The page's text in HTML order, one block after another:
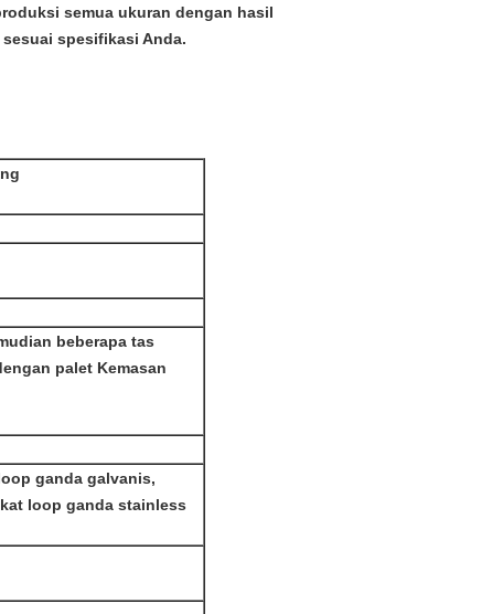
semua ukuran dengan hasil
spesifikasi Anda.
beberapa tas
palet Kemasan
ganda galvanis,
loop ganda stainless